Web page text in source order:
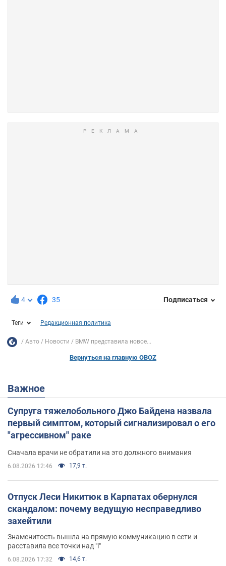
4 35 Подписаться
Теги Редакционная политика
Авто Новости BMW представила новое...
Вернуться на главную OBOZ
Важное
Супруга тяжелобольного Джо Байдена назвала
первый симптом, который сигнализировал о его
"агрессивном" раке
Сначала врачи не обратили на это должного внимания
6.08.2026 12:46 17,9 т.
Отпуск Леси Никитюк в Карпатах обернулся
скандалом: почему ведущую несправедливо
захейтили
Знаменитость вышла на прямую коммуникацию в сети и
расставила все точки над "i"
6.08.2026 17:32 14,6 т.